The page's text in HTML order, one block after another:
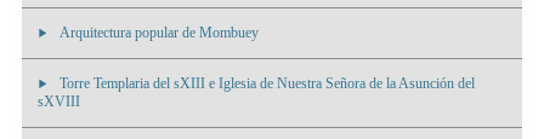
Arquitectura popular de Mombuey
Torre Templaria del sXIII e Iglesia de Nuestra Señora de la Asunción del
sXVIII